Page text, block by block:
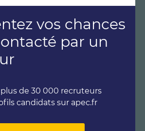
vos chances
par un
de 30 000 recruteurs
candidats sur apec.fr